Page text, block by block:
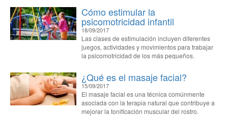
Cómo estimular la
psicomotricidad infantil
18/09/2017
Las clases de estimulación incluyen diferentes
juegos, actividades y movimientos para trabajar
la psicomotricidad de los más pequeños.
¿Qué es el masaje facial?
15/09/2017
El masaje facial es una técnica comúnmente
asociada con la terapia natural que contribuye a
mejorar la tonificación muscular del rostro.